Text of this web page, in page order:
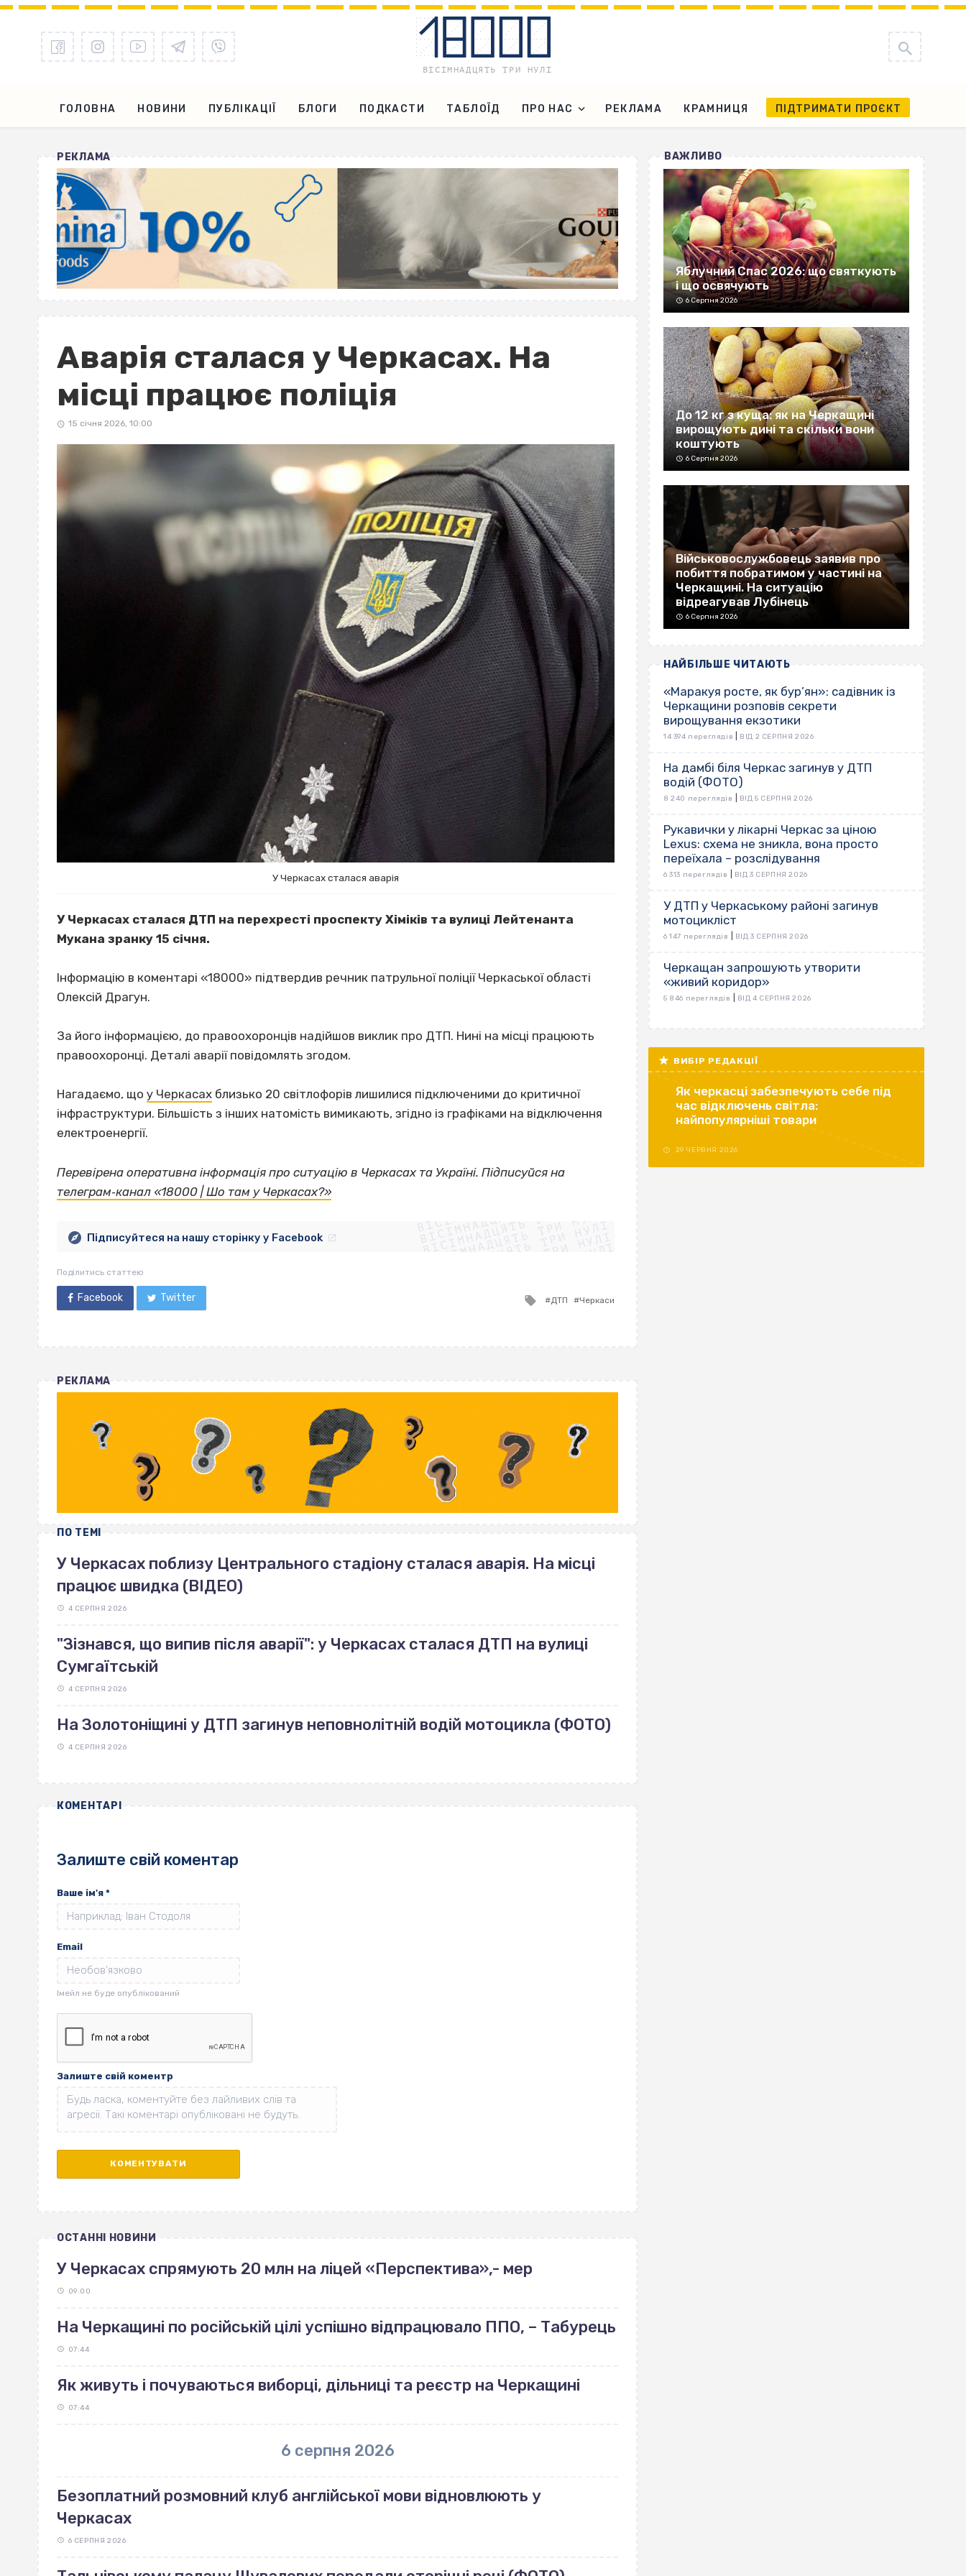
ГОЛОВНА НОВИНИ ПУБЛІКАЦІЇ БЛОГИ ПОДКАСТИ ТАБЛОЇД ПРО НАС РЕКЛАМА КРАМНИЦЯ ПІДТРИМАТИ ПРОЄКТ
РЕКЛАМА
Аварія сталася у Черкасах. На
місці працює поліція
15 січня 2026, 10:00
У Черкасах сталася аварія
У Черкасах сталася ДТП на перехресті проспекту Хіміків та вулиці Лейтенанта
Мукана зранку 15 січня.
Інформацію в коментарі «18000» підтвердив речник патрульної поліції Черкаської області
Олексій Драгун.
За його інформацією, до правоохоронців надійшов виклик про ДТП. Нині на місці працюють
правоохоронці. Деталі аварії повідомлять згодом.
Нагадаємо, що у Черкасах близько 20 світлофорів лишилися підключеними до критичної
інфраструктури. Більшість з інших натомість вимикають, згідно із графіками на відключення
електроенергії.
Перевірена оперативна інформація про ситуацію в Черкасах та Україні. Підписуйся на
телеграм‐канал «18000 | Шо там у Черкасах?»
ВІСІМНАДЦЯТЬ ТРИ НУЛІ
ВІСІМНАДЦЯТЬ ТРИ НУЛІ
ВІСІМНАДЦЯТЬ ТРИ НУЛІ
ВІСІМНАДЦЯТЬ ТРИ НУЛІ
ВІСІМНАДЦЯТЬ ТРИ НУЛІ
ВІСІМНАДЦЯТЬ ТРИ НУЛІ
ВІСІМНАДЦЯТЬ ТРИ НУЛІ
ВІСІМНАДЦЯТЬ ТРИ НУЛІ
Підписуйтеся на нашу сторінку у Facebook
Поділитись статтею
Facebook Twitter
Tagged
ДТП Черкаси
РЕКЛАМА
ПО ТЕМІ
У Черкасах поблизу Центрального стадіону сталася аварія. На місці
працює швидка (ВІДЕО)
4 СЕРПНЯ 2026
"Зізнався, що випив після аварії": у Черкасах сталася ДТП на вулиці
Сумгаїтській
4 СЕРПНЯ 2026
На Золотоніщині у ДТП загинув неповнолітній водій мотоцикла (ФОТО)
4 СЕРПНЯ 2026
КОМЕНТАРІ
Залиште свій коментар
Ваше ім'я *
Email
Залиште свій коментр
ОСТАННІ НОВИНИ
У Черкасах спрямують 20 млн на ліцей «Перспектива»,- мер
09:00
На Черкащині по російській цілі успішно відпрацювало ППО, – Табурець
07:44
Як живуть і почуваються виборці, дільниці та реєстр на Черкащині
07:44
6 серпня 2026
Безоплатний розмовний клуб англійської мови відновлюють у
Черкасах
6 СЕРПНЯ 2026
ВАЖЛИВО
Яблучний Спас 2026: що святкують
і що освячують
6 Серпня 2026
До 12 кг з куща: як на Черкащині
вирощують дині та скільки вони
коштують
6 Серпня 2026
Військовослужбовець заявив про
побиття побратимом у частині на
Черкащині. На ситуацію
відреагував Лубінець
6 Серпня 2026
НАЙБІЛЬШЕ ЧИТАЮТЬ
«Маракуя росте, як бур’ян»: садівник із
Черкащини розповів секрети
вирощування екзотики
14 394 переглядів ВІД 2 СЕРПНЯ 2026
На дамбі біля Черкас загинув у ДТП
водій (ФОТО)
8 240 переглядів ВІД 5 СЕРПНЯ 2026
Рукавички у лікарні Черкас за ціною
Lexus: схема не зникла, вона просто
переїхала – розслідування
6 313 переглядів ВІД 3 СЕРПНЯ 2026
У ДТП у Черкаському районі загинув
мотоцикліст
6 147 переглядів ВІД 3 СЕРПНЯ 2026
Черкащан запрошують утворити
«живий коридор»
5 846 переглядів ВІД 4 СЕРПНЯ 2026
ВИБІР РЕДАКЦІЇ
Як черкасці забезпечують себе під
час відключень світла:
найпопулярніші товари
29 ЧЕРВНЯ 2026